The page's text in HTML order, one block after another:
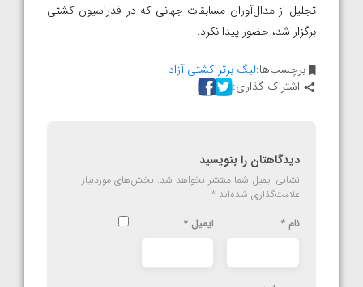
تجلیل از مدال‌آوران مسابقات جهانی که در فدراسیون کشتی
برگزار شد، حضور پیدا نکرد.
برچسب‌ها:لیگ برتر کشتی آزاد
اشتراک گذاری:
دیدگاهتان را بنویسید
نشانی ایمیل شما منتشر نخواهد شد. بخش‌های موردنیاز
علامت‌گذاری شده‌اند *
نام * ایمیل *